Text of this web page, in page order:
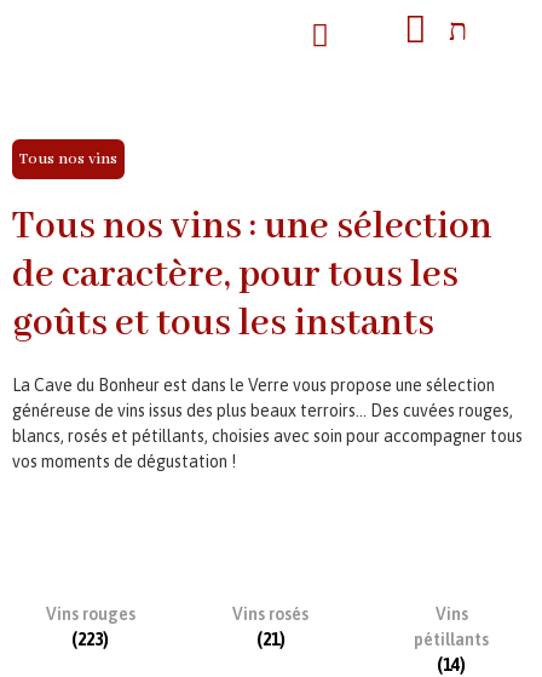
Tous nos vins
Tous nos vins : une sélection
de caractère, pour tous les
goûts et tous les instants
La Cave du Bonheur est dans le Verre vous propose une sélection
généreuse de vins issus des plus beaux terroirs… Des cuvées rouges,
blancs, rosés et pétillants, choisies avec soin pour accompagner tous
vos moments de dégustation !
Vins rouges
(223)
Vins rosés
(21)
Vins
pétillants
(14)